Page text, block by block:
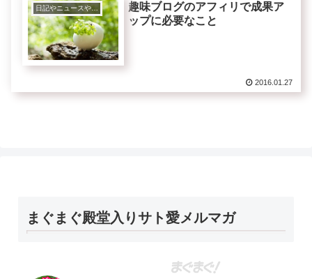
日記やニュースや話題、トレンド等
趣味ブログのアフィリで成果ア
ップに必要なこと
2016.01.27
まぐまぐ殿堂入りサト愛メルマガ